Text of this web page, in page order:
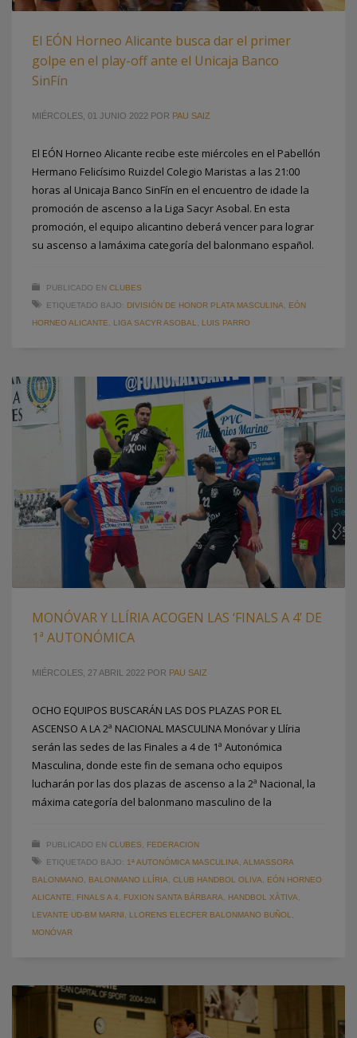
El EÓN Horneo Alicante busca dar el primer
golpe en el play-off ante el Unicaja Banco
SinFín
MIÉRCOLES, 01 JUNIO 2022 POR PAU SAIZ
El EÓN Horneo Alicante recibe este miércoles en el Pabellón
Hermano Felicísimo Ruizdel Colegio Maristas a las 21:00
horas al Unicaja Banco SinFín en el encuentro de idade la
promoción de ascenso a la Liga Sacyr Asobal. En esta
promoción, el equipo alicantino deberá vencer para lograr
su ascenso a lamáxima categoría del balonmano español.
PUBLICADO EN CLUBES
ETIQUETADO BAJO: DIVISIÓN DE HONOR PLATA MASCULINA
EÓN
HORNEO ALICANTE
LIGA SACYR ASOBAL LUIS PARRO
MONÓVAR Y LLÍRIA ACOGEN LAS ‘FINALS A 4’ DE
1ª AUTONÓMICA
MIÉRCOLES, 27 ABRIL 2022 POR PAU SAIZ
OCHO EQUIPOS BUSCARÁN LAS DOS PLAZAS POR EL
ASCENSO A LA 2ª NACIONAL MASCULINA Monóvar y Llíria
serán las sedes de las Finales a 4 de 1ª Autonómica
Masculina, donde este fin de semana ocho equipos
lucharán por las dos plazas de ascenso a la 2ª Nacional, la
máxima categoría del balonmano masculino de la
PUBLICADO EN CLUBES
FEDERACION
ETIQUETADO BAJO: 1ª AUTONÓMICA MASCULINA ALMASSORA
BALONMANO
BALONMANO LLÍRIA CLUB HANDBOL OLIVA
EÓN HORNEO
ALICANTE
FINALS A 4 FUXION SANTA BÁRBARA HANDBOL XÀTIVA
LEVANTE UD-BM MARNI
LLORENS ELECFER BALONMANO BUÑOL
MONÓVAR